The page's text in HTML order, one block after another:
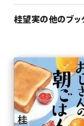
桂望実の他のブッ